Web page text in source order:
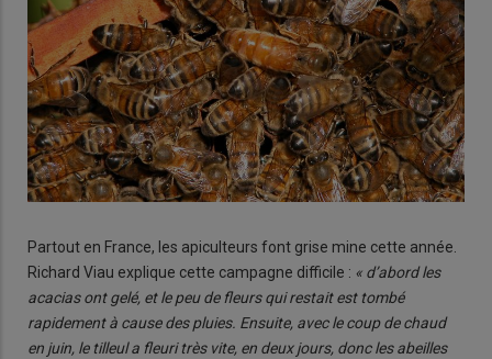
Partout en France, les apiculteurs font grise mine cette année.
Richard Viau explique cette campagne difficile : « d’abord les
acacias ont gelé, et le peu de fleurs qui restait est tombé
rapidement à cause des pluies. Ensuite, avec le coup de chaud
en juin, le tilleul a fleuri très vite, en deux jours, donc les abeilles